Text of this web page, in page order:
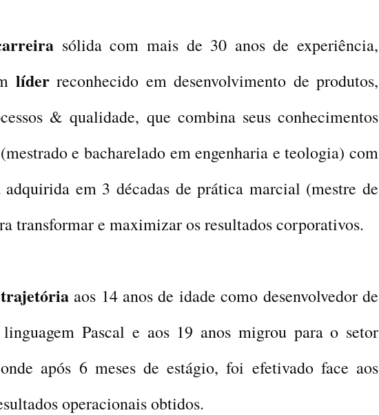
sólida com mais de 30 anos de experiência,
líder reconhecido em desenvolvimento de produtos,
& qualidade, que combina seus conhecimentos
e bacharelado em engenharia e teologia) com
em 3 décadas de prática marcial (mestre de
transformar e maximizar os resultados corporativos.
aos 14 anos de idade como desenvolvedor de
Pascal e aos 19 anos migrou para o setor
após 6 meses de estágio, foi efetivado face aos
operacionais obtidos.